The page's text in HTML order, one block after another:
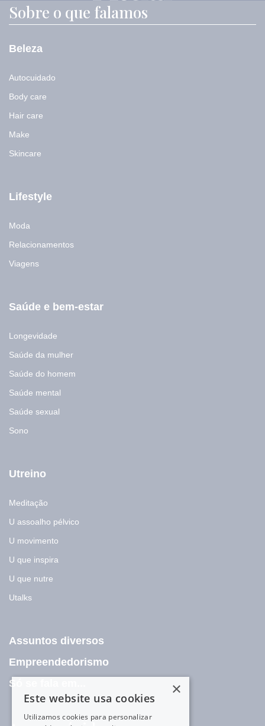
Sobre o que falamos
Beleza
Autocuidado
Body care
Hair care
Make
Skincare
Lifestyle
Moda
Relacionamentos
Viagens
Saúde e bem-estar
Longevidade
Saúde da mulher
Saúde do homem
Saúde mental
Saúde sexual
Sono
Utreino
Meditação
U assoalho pélvico
U movimento
U que inspira
U que nutre
Utalks
Assuntos diversos
Empreendedorismo
Só se fala em...
×
Este website usa cookies
Utilizamos cookies para personalizar